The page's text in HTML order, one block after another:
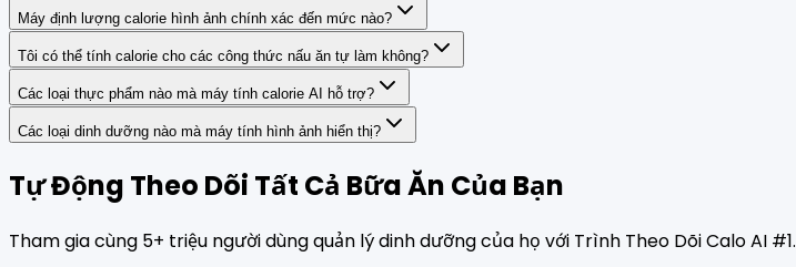
Máy định lượng calorie hình ảnh chính xác đến mức nào?
Tôi có thể tính calorie cho các công thức nấu ăn tự làm không?
Các loại thực phẩm nào mà máy tính calorie AI hỗ trợ?
Các loại dinh dưỡng nào mà máy tính hình ảnh hiển thị?
Tự Động Theo Dõi Tất Cả Bữa Ăn Của Bạn
Tham gia cùng 5+ triệu người dùng quản lý dinh dưỡng của họ với Trình Theo Dõi Calo AI #1.